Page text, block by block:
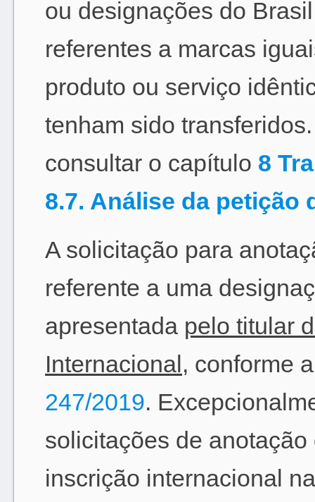
ou designações do
referentes a marcas
produto ou serviço
tenham sido
consultar o capítulo 8
8.7. Análise da petição
A solicitação para
referente a uma
apresentada pelo titular
Internacional, conforme
247/2019.
solicitações de
inscrição internacional